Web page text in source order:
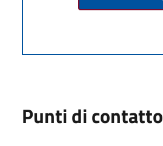
Punti di contatto